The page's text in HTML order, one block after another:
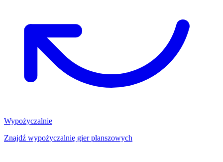
Wypożyczalnie
Znajdź wypożyczalnię gier planszowych